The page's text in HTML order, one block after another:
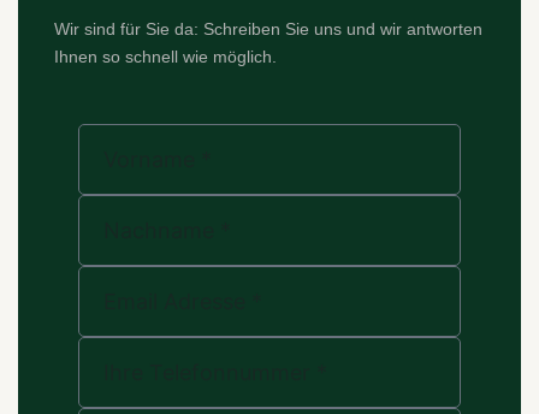
Wir sind für Sie da: Schreiben Sie uns und wir antworten
Ihnen so schnell wie möglich.